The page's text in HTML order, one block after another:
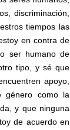
discriminación,
tiempos las
en contra de
ser humano de
tipo, y sé que
apoyo,
género como la
y que ninguna
de acuerdo en